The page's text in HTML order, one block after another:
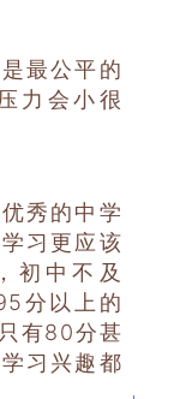
最公平的
力会小很
秀的中学
习更应该
初中不及
分以上的
有80分甚
习兴趣都